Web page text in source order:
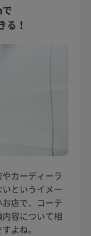
る！
カーディーラ
というイメー
店で、コーテ
容について相
よね。